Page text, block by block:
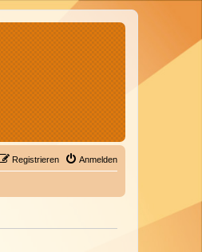
Anmelden
Registrieren